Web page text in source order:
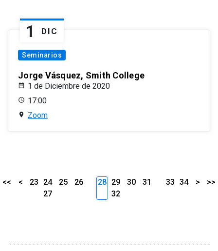
1 DIC
Seminarios
Jorge Vásquez, Smith College
1 de Diciembre de 2020
17:00
Zoom
<< < 23 24 25
26
27
28 29 30
31
32
33 34 > >>